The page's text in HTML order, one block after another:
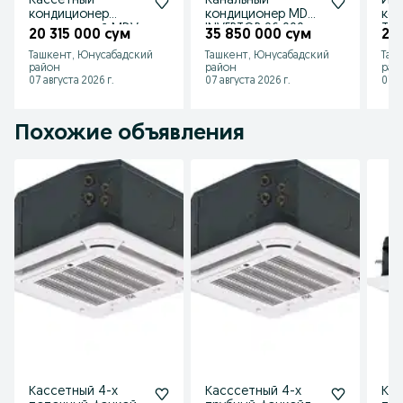
кондиционер
инверторный MDV
36HRDN1/MDOU-
36HDN1
20 315 000 сум
Ташкент, Юнусабадский
район
07 августа 2026 г.
кондиционер MDV
INVERTOR 96 000
35 850 000 сум
Ташкент, Юнусабадский
район
07 августа 2026 г.
20
07
Похожие объявления
Кассетный 4-х
Касссетный 4-х